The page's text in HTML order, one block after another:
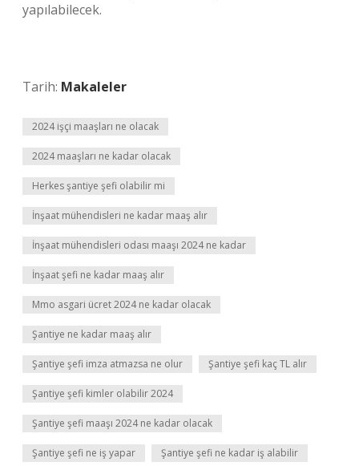
yapılabilecek.
Tarih: Makaleler
2024 işçi maaşları ne olacak
2024 maaşları ne kadar olacak
Herkes şantiye şefi olabilir mi
İnşaat mühendisleri ne kadar maaş alır
İnşaat mühendisleri odası maaşı 2024 ne kadar
İnşaat şefi ne kadar maaş alır
Mmo asgari ücret 2024 ne kadar olacak
Şantiye ne kadar maaş alır
Şantiye şefi imza atmazsa ne olur Şantiye şefi kaç TL alır
Şantiye şefi kimler olabilir 2024
Şantiye şefi maaşı 2024 ne kadar olacak
Şantiye şefi ne iş yapar Şantiye şefi ne kadar iş alabilir